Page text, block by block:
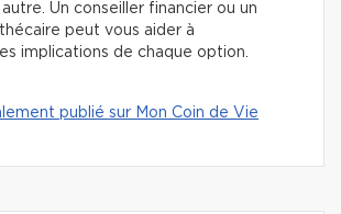
Un conseiller financier ou un
peut vous aider à
implications de chaque option.
publié sur Mon Coin de Vie